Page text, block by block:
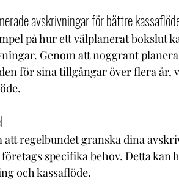
avskrivningar för bättre
på hur ett välplanerat bokslut
Genom att noggrant
för sina tillgångar över flera
att regelbundet granska dina
specifika behov. Detta
och kassaflöde.